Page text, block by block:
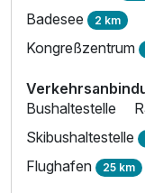
Badesee 2 km
Kongreßzentrum
Bushaltestelle
Skibushaltestelle
Flughafen 25 km